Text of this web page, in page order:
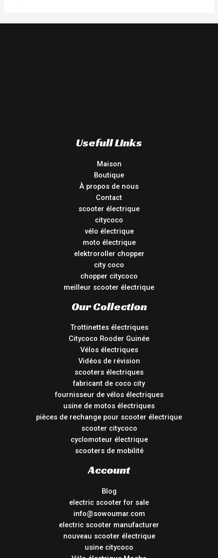
Usefull Links
Maison
Boutique
À propos de nous
Contact
scooter électrique
citycoco
vélo électrique
moto électrique
elektroroller chopper
city coco
chopper citycoco
meilleur scooter électrique
Our Collection
Trottinettes électriques
Citycoco Rooder Guinée
Vélos électriques
Vidéos de révision
scooters électriques
fabricant de coco city
fournisseur de vélos électriques
usine de motos électriques
pièces de rechange pour scooter électrique
scooter citycoco
cyclomoteur électrique
scooters de mobilité
Account
Blog
electric scooter for sale
info@sowoumar.com
electric scooter manufacturer
nouveau scooter électrique
usine citycoco